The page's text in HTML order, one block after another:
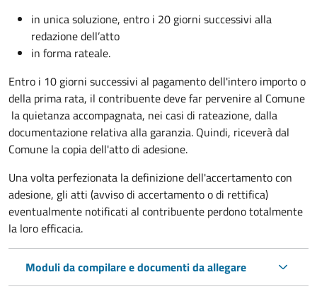
in unica soluzione, entro i 20 giorni successivi alla
redazione dell’atto
in forma rateale.
Entro i 10 giorni successivi al pagamento dell'intero importo o
della prima rata, il contribuente deve far pervenire al Comune
la quietanza accompagnata, nei casi di rateazione, dalla
documentazione relativa alla garanzia. Quindi, riceverà dal
Comune la copia dell'atto di adesione.
Una volta perfezionata la definizione dell'accertamento con
adesione, gli atti (avviso di accertamento o di rettifica)
eventualmente notificati al contribuente perdono totalmente
la loro efficacia.
Moduli da compilare e documenti da allegare